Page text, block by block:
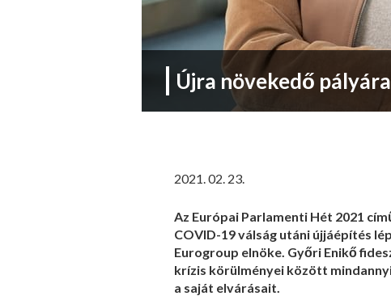
Újra növekedő
2021. 02. 23.
Az Európai Parlamenti Hét 2021
COVID-19 válság utáni újjáépítés
Eurogroup elnöke. Győri Enikő
krízis körülményei között
a saját elvárásait.